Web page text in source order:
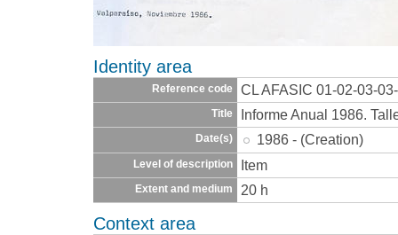
Identity area
Reference code CL AFASIC 01-02-03-
Title Informe Anual 1986.
Date(s) 1986 - (Creation)
Level of description Item
Extent and medium 20 h
Context area